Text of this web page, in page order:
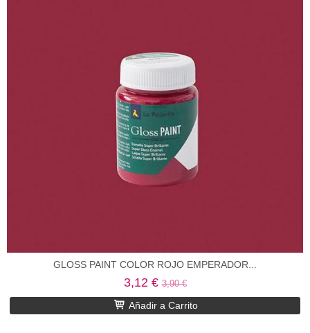
GLOSS PAINT COLOR ROJO EMPERADOR...
3,12 €3,90 €
Añadir a Carrito